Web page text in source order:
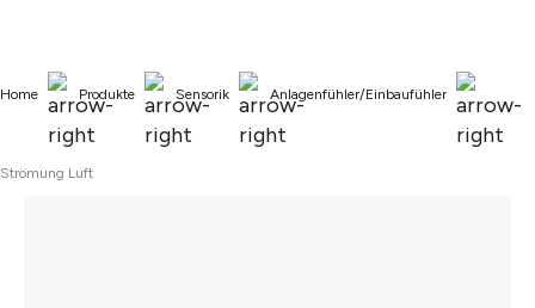
Home Produkte Sensorik Anlagenfühler/Einbaufühler
Strömung Luft